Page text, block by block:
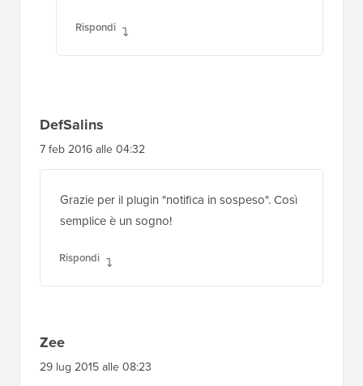
Rispondi
DefSalins
7 feb 2016 alle 04:32
Grazie per il plugin "notifica in sospeso". Così
semplice è un sogno!
Rispondi
Zee
29 lug 2015 alle 08:23